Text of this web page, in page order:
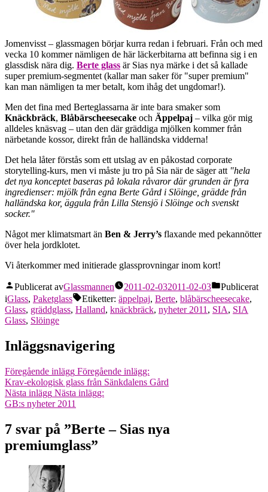
Jomenvisst – glassmagen börjar kurra redan i februari. Från och med
vecka 10 kommer nämligen de här läckerbitarna att befinna sig i en
glassdisk nära dig. Berte glass är Sias nya märke i det så kallade
super premium-segmentet (kallar man saker för "super premium"
kan man nämligen ta mer betalt, kom ihåg det ungdomar!).
Men det fina med Berteglassarna är inte bara smaker som
Knäckbräck, Blåbärscheesecake och Äppelpaj – vilka gör mig
alldeles knäsvag – utan den där gräddiga mjölken kommer från
närbetande kossor, direkt från de halländska vidderna!
Det hela låter förstås som ett utslag av en påkostad corporate
storytelling-kurs, men vi måste ju tro på Sia när de säger att "hela
det nya konceptet baseras på lokala råvaror där grunden är fyra
ingredienser: mjölk från egna Berte Gård i Slöinge, grädde från
halländska kor, äggula från Lilla Stensjö i Slöinge och svenskt
socker."
Något mer klimatsmart än Ben & Jerry’s flaxande med pekannötter
över hela jordklotet.
Vi återkommer med initierade glassprovningar inom kort!
Publicerat avGlassmannen 2011-02-032011-02-03
Publicerat
iGlass, Paketglass Etiketter: äppelpaj, Berte, blåbärscheesecake,
Glass, gräddglass, Halland, knäckbräck, nyheter 2011 , SIA, SIA
Glass, Slöinge
Inläggsnavigering
Föregående inlägg Föregående inlägg:
Krav-ekologisk glass från Sänkdalens Gård
Nästa inlägg Nästa inlägg:
GB:s nyheter 2011
7 svar på ”Berte – Sias nya
premiumglass”